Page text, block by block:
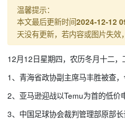
温馨提示：
本文最后更新时间2024-12-12
天没有更新，若内容或图片失效
12月12日星期四，农历冬月十二
1、青海省政协副主席马丰胜被查
2、亚马逊迎战以Temu为首的低价
3、中国足球协会裁判管理部原部